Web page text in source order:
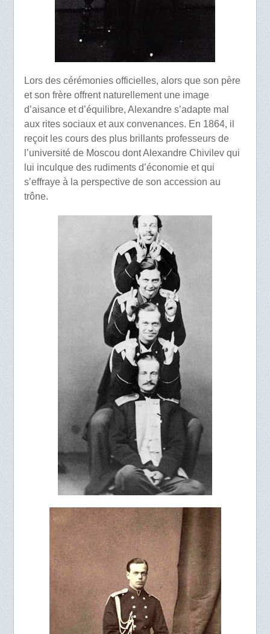
Lors des cérémonies officielles, alors que son père
et son frère offrent naturellement une image
d’aisance et d’équilibre, Alexandre s’adapte mal
aux rites sociaux et aux convenances. En 1864, il
reçoit les cours des plus brillants professeurs de
l’université de Moscou dont Alexandre Chivilev qui
lui inculque des rudiments d’économie et qui
s’effraye à la perspective de son accession au
trône.